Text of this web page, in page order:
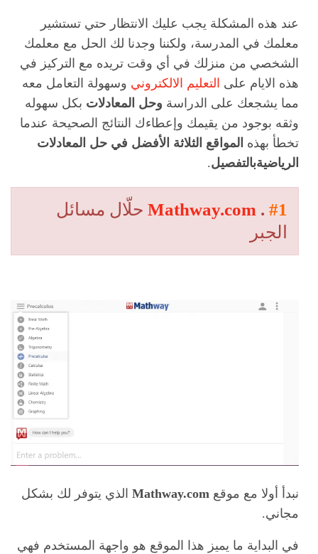
عند هذه المشكلة يجب عليك الانتظار حتي تستشير
معلمك في المدرسة، ولكننا وجدنا لك الحل مع معلمك
الشخصي من منزلك في أي وقت تريده مع التركيز في
هذه الايام على التعليم الالكتروني وسهولة التعامل معه
مما يشجعك على الدراسة وحل المعادلات بكل سهوله
وثقه بوجود من يقيمك وإعطاءك النتائج الصحيحة عندما
تخطأ بهذه المواقع الثلاثة الأفضل في حل المعادلات
الرياضيةبالتفصيل.
#1
.
Mathway.com حلّال مسائل
الجبر
نبدأ أولا مع موقع Mathway.com الذي يتوفر لك بشكل
مجاني.
في البداية ما يميز هذا الموقع هو واجهة المستخدم فهي